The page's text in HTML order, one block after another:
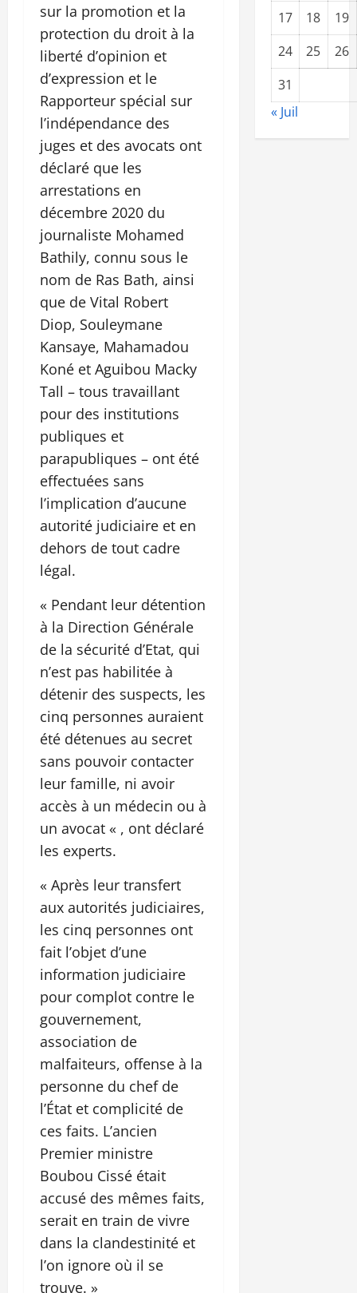
sur la promotion et la
protection du droit à la
liberté d’opinion et
d’expression et le
Rapporteur spécial sur
l’indépendance des
juges et des avocats ont
déclaré que les
arrestations en
décembre 2020 du
journaliste Mohamed
Bathily, connu sous le
nom de Ras Bath, ainsi
que de Vital Robert
Diop, Souleymane
Kansaye, Mahamadou
Koné et Aguibou Macky
Tall – tous travaillant
pour des institutions
publiques et
parapubliques – ont été
effectuées sans
l’implication d’aucune
autorité judiciaire et en
dehors de tout cadre
légal.
« Pendant leur détention
à la Direction Générale
de la sécurité d’Etat, qui
n’est pas habilitée à
détenir des suspects, les
cinq personnes auraient
été détenues au secret
sans pouvoir contacter
leur famille, ni avoir
accès à un médecin ou à
un avocat « , ont déclaré
les experts.
« Après leur transfert
aux autorités judiciaires,
les cinq personnes ont
fait l’objet d’une
information judiciaire
pour complot contre le
gouvernement,
association de
malfaiteurs, offense à la
personne du chef de
l’État et complicité de
ces faits. L’ancien
Premier ministre
Boubou Cissé était
accusé des mêmes faits,
serait en train de vivre
dans la clandestinité et
l’on ignore où il se
trouve. »
17
18
19
24
25
26
31
« Juil